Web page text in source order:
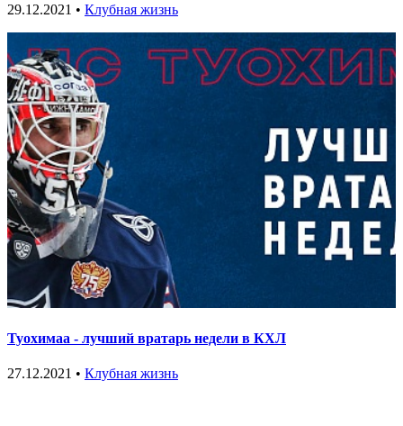
29.12.2021 • Клубная жизнь
Туохимаа - лучший вратарь недели в КХЛ
27.12.2021 • Клубная жизнь